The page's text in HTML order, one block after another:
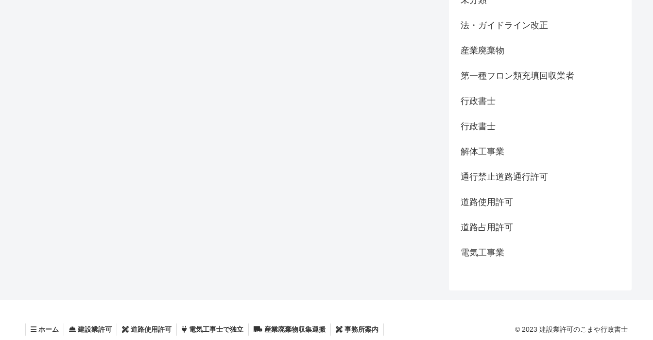
法・ガイドライン改正
産業廃棄物
第一種フロン類充填回収業者
行政書士
行政書士
解体工事業
通行禁止道路通行許可
道路使用許可
道路占用許可
電気工事業
ホーム 建設業許可 道路使用許可 電気工事士で独立 産業廃棄物収集運搬 事務所案内 © 2023 建設業許可のこまや行政書士